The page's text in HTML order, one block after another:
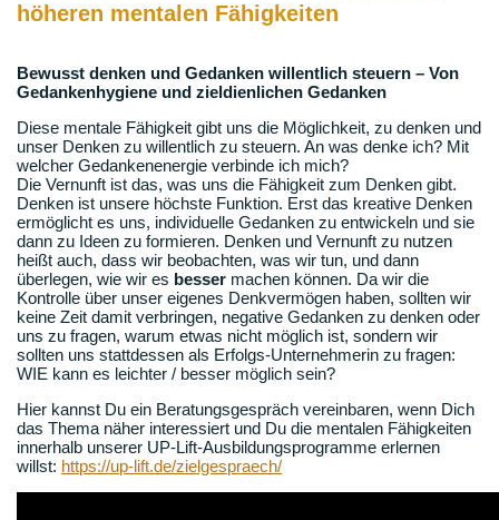
höheren mentalen Fähigkeiten
Bewusst denken und Gedanken willentlich steuern – Von
Gedankenhygiene und zieldienlichen Gedanken
Diese mentale Fähigkeit gibt uns die Möglichkeit, zu denken und
unser Denken zu willentlich zu steuern. An was denke ich? Mit
welcher Gedankenenergie verbinde ich mich?
Die Vernunft ist das, was uns die Fähigkeit zum Denken gibt.
Denken ist unsere höchste Funktion. Erst das kreative Denken
ermöglicht es uns, individuelle Gedanken zu entwickeln und sie
dann zu Ideen zu formieren. Denken und Vernunft zu nutzen
heißt auch, dass wir beobachten, was wir tun, und dann
überlegen, wie wir es besser machen können. Da wir die
Kontrolle über unser eigenes Denkvermögen haben, sollten wir
keine Zeit damit verbringen, negative Gedanken zu denken oder
uns zu fragen, warum etwas nicht möglich ist, sondern wir
sollten uns stattdessen als Erfolgs-Unternehmerin zu fragen:
WIE kann es leichter / besser möglich sein?
Hier kannst Du ein Beratungsgespräch vereinbaren, wenn Dich
das Thema näher interessiert und Du die mentalen Fähigkeiten
innerhalb unserer UP-Lift-Ausbildungsprogramme erlernen
willst: https://up-lift.de/zielgespraech/